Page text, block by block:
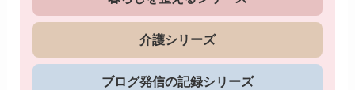
介護シリーズ
ブログ発信の記録シリーズ